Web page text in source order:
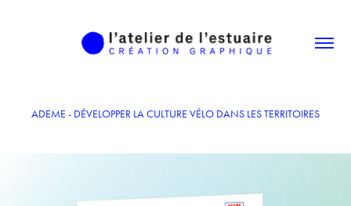
ADEME - DÉVELOPPER LA CULTURE VÉLO DANS LES TERRITOIRES